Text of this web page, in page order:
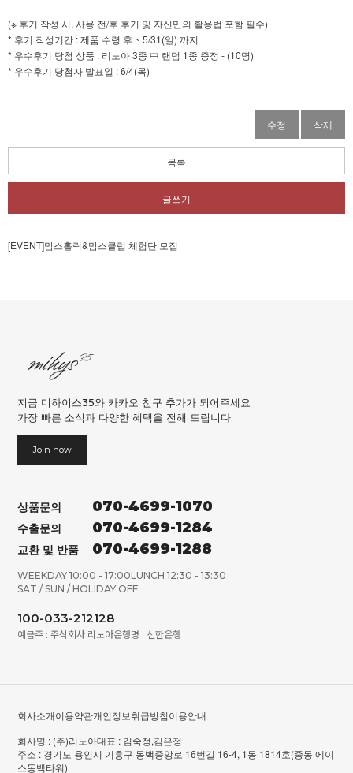
(※ 후기 작성 시, 사용 전/후 후기 및 자신만의 활용법 포함 필수)
* 후기 작성기간 : 제품 수령 후 ~ 5/31(일) 까지
* 우수후기 당첨 상품 : 리노아 3종 中 랜덤 1종 증정 - (10명)
* 우수후기 당첨자 발표일 : 6/4(목)
수정 삭제
목록
글쓰기
[EVENT]맘스홀릭&맘스클럽 체험단 모집
지금 미하이스35와 카카오 친구 추가가 되어주세요
가장 빠른 소식과 다양한 혜택을 전해 드립니다.
Join now
상품문의 070-4699-1070
수출문의 070-4699-1284
교환 및 반품 070-4699-1288
WEEKDAY 10:00 - 17:00LUNCH 12:30 - 13:30
SAT / SUN / HOLIDAY OFF
100-033-212128
예금주 : 주식회사 리노아은행명 : 신한은행
회사소개이용약관개인정보취급방침이용안내
회사명 : (주)리노아대표 : 김숙정,김은정
주소 : 경기도 용인시 기흥구 동백중앙로 16번길 16-4, 1동 1814호(중동 에이
스동백타워)